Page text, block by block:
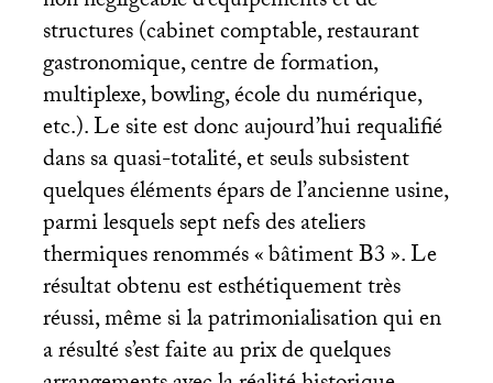
structures (cabinet comptable, restaurant
gastronomique, centre de formation,
multiplexe, bowling, école du numérique,
etc.). Le site est donc aujourd’hui requalifié
dans sa quasi-totalité, et seuls subsistent
quelques éléments épars de l’ancienne usine,
parmi lesquels sept nefs des ateliers
thermiques renommés «bâtiment B3». Le
résultat obtenu est esthétiquement très
réussi, même si la patrimonialisation qui en
a résulté s’est faite au prix de quelques